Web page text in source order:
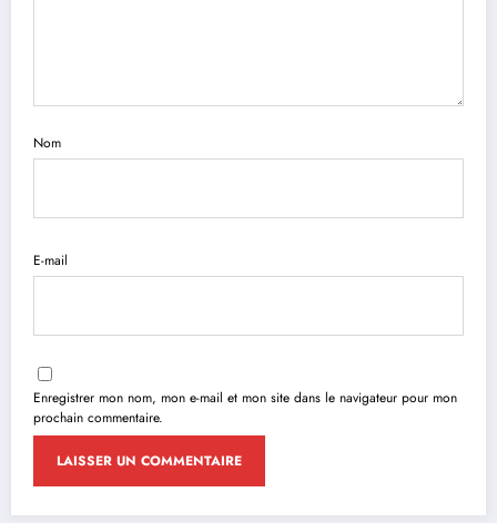
Nom
E-mail
Enregistrer mon nom, mon e-mail et mon site dans le navigateur pour mon
prochain commentaire.